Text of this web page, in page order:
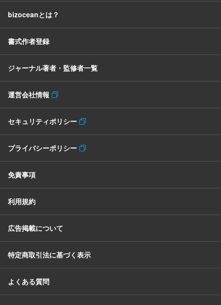
bizoceanとは？
書式作者登録
ジャーナル著者・監修者一覧
運営会社情報
セキュリティポリシー
プライバシーポリシー
免責事項
利用規約
広告掲載について
特定商取引法に基づく表示
よくある質問